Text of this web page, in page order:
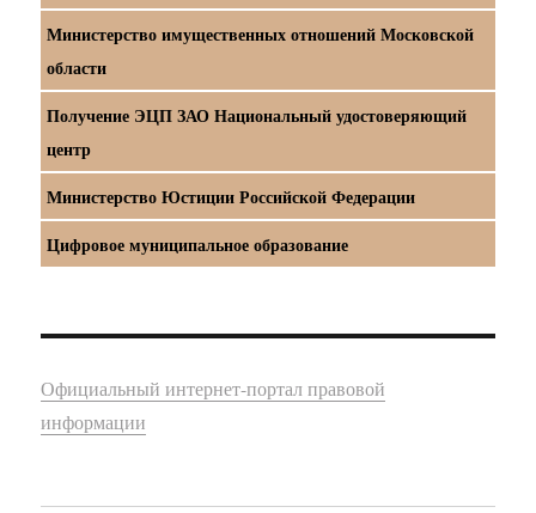
Министерство имущественных отношений Московской
области
Получение ЭЦП ЗАО Национальный удостоверяющий
центр
Министерство Юстиции Российской Федерации
Цифровое муниципальное образование
Официальный интернет-портал правовой
информации